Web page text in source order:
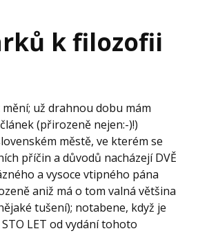
k filozofii
už drahnou dobu mám
(přirozeně nejen:-)!)
městě, ve kterém se
příčin a důvodů nacházejí DVĚ
a vysoce vtipného pána
aniž má o tom valná většina
tušení); notabene, když je
LET od vydání tohoto